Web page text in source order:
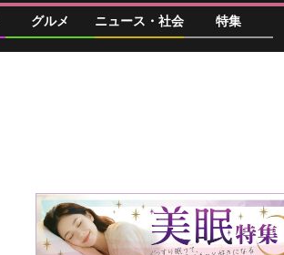
グルメ ニュース・社会 特集